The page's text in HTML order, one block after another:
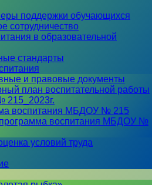
поддержки обучающихся
сотрудничество
в образовательной
стандарты
и правовые документы
план воспитательной работы
воспитания МБДОУ № 215
воспитания МБДОУ №
условий труда